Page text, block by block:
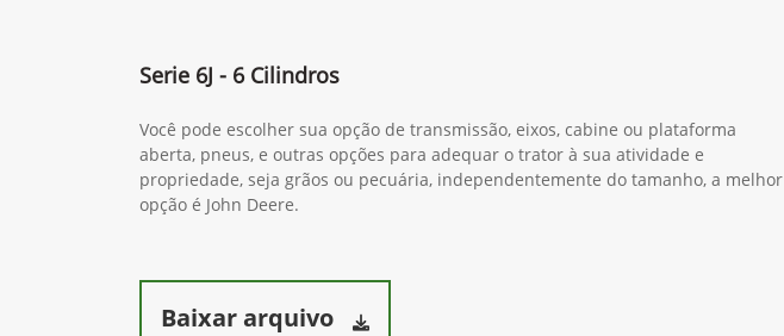
Serie 6J - 6 Cilindros
Você pode escolher sua opção de transmissão, eixos, cabine ou plataforma
aberta, pneus, e outras opções para adequar o trator à sua atividade e
propriedade, seja grãos ou pecuária, independentemente do tamanho, a melhor
opção é John Deere.
Baixar arquivo